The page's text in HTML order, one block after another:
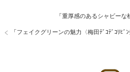
「重厚感のあるシャビーな
「フェイクグリーンの魅力〈梅田ﾃﾞｺﾃﾞｺﾘﾋﾞﾝｸ